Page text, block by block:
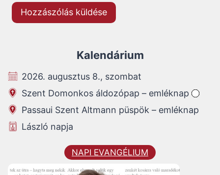
Kalendárium
2026. augusztus 8., szombat
Szent Domonkos áldozópap – emléknap
Passaui Szent Altmann püspök – emléknap
László napja
NAPI EVANGÉLIUM